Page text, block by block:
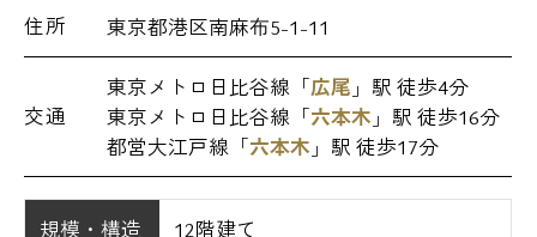
住所 東京都港区南麻布5-1-11
交通
東京メトロ日比谷線「広尾 」駅 徒歩4分
東京メトロ日比谷線「六本木 」駅 徒歩16分
都営大江戸線「六本木 」駅 徒歩17分
規模・構造
12階建て